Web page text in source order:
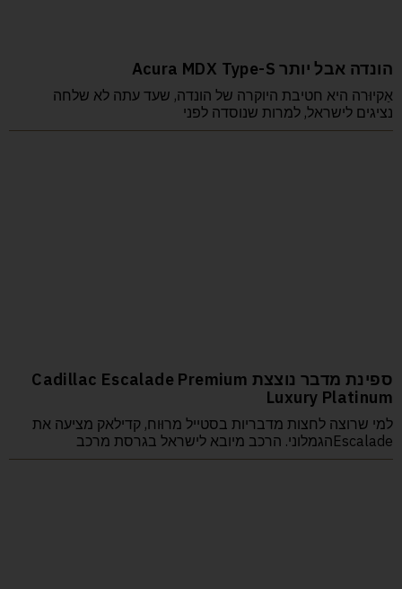
הונדה אבל יותר Acura MDX Type-S
אַקיוּרה היא חטיבת היוקרה של הונדה, שעד עתה לא שלחה
נציגים לישראל, למרות שנוסדה לפני
ספינת מדבר נוצצת Cadillac Escalade Premium
Luxury Platinum
למי שרוצה לחצות מדבריות בסטייל מרוּוח, קדילאק מציעה את
Escaladeהגמלוני. הרכב מיובא לישראל בגרסת מרכב